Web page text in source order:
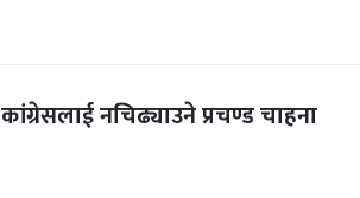
कांग्रेसलाई नचिढ्याउने प्रचण्ड चाहना